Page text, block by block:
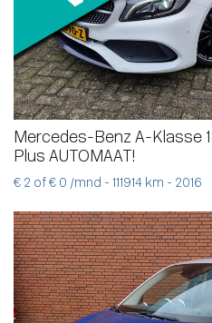
Mercedes-Benz A-Klasse
Plus AUTOMAAT!
€ 2 of € 0 /mnd - 111914 km - 2016